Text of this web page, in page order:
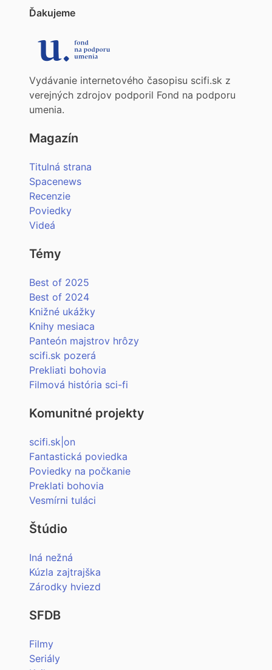
Ďakujeme
Vydávanie internetového časopisu scifi.sk z
verejných zdrojov podporil Fond na podporu
umenia.
Magazín
Titulná strana
Spacenews
Recenzie
Poviedky
Videá
Témy
Best of 2025
Best of 2024
Knižné ukážky
Knihy mesiaca
Panteón majstrov hrôzy
scifi.sk pozerá
Prekliati bohovia
Filmová história sci-fi
Komunitné projekty
scifi.sk|on
Fantastická poviedka
Poviedky na počkanie
Preklati bohovia
Vesmírni tuláci
Štúdio
Iná nežná
Kúzla zajtrajška
Zárodky hviezd
SFDB
Filmy
Seriály